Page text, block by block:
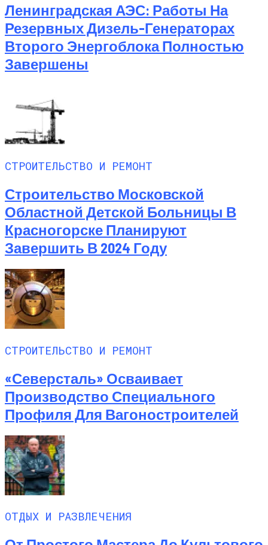
Ленинградская АЭС: Работы На
Резервных Дизель-Генераторах
Второго Энергоблока Полностью
Завершены
СТРОИТЕЛЬСТВО И РЕМОНТ
Строительство Московской
Областной Детской Больницы В
Красногорске Планируют
Завершить В 2024 Году
СТРОИТЕЛЬСТВО И РЕМОНТ
«Северсталь» Осваивает
Производство Специального
Профиля Для Вагоностроителей
ОТДЫХ И РАЗВЛЕЧЕНИЯ